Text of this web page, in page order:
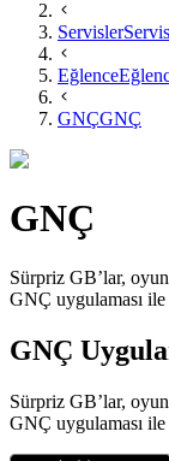
Servisler
Eğlence
GNÇGNÇ
GNÇ
Sürpriz GB’lar,
GNÇ uygulaması
GNÇ
Sürpriz GB’lar,
GNÇ uygulaması